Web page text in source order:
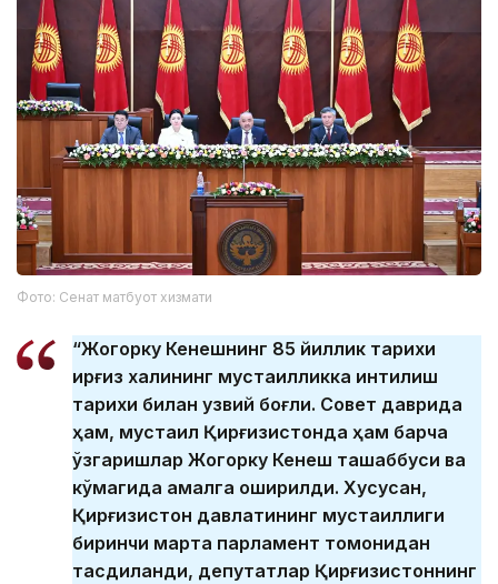
Фото: Сенат матбуот хизмати
“Жогорку Кенешнинг 85 йиллик тарихи
қирғиз халқининг мустақилликка интилиш
тарихи билан узвий боғлиқ. Совет даврида
ҳам, мустақил Қирғизистонда ҳам барча
ўзгаришлар Жогорку Кенеш ташаббуси ва
кўмагида амалга оширилди. Хусусан,
Қирғизистон давлатининг мустақиллиги
биринчи марта парламент томонидан
тасдиқланди, депутатлар Қирғизистоннинг